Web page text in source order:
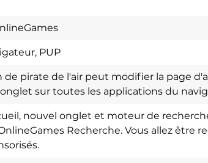
PUP
de pirate de l'air peut modifier la page
sur toutes les applications du
nouvel onglet et moteur de
Recherche. Vous allez être